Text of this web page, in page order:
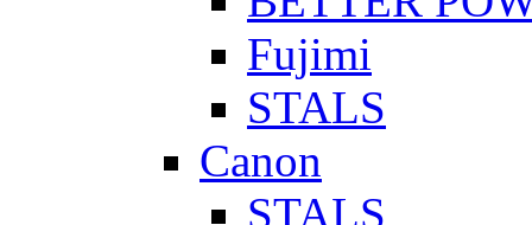
Fujimi
STALS
Canon
STALS